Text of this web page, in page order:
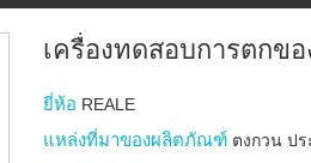
เครื่องทดสอบการตกขอ
ยี่ห้อ REALE
แหล่งที่มาของผลิตภัณฑ์ ตงกวน ป